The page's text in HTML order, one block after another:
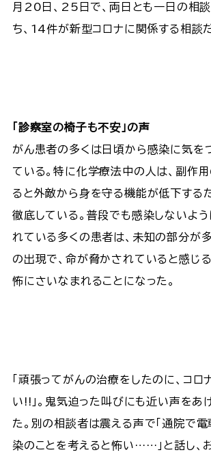
月20日、25日で、両日とも一日の相
ち、14件が新型コロナに関係する相談だ
「診察室の椅子も不安」の声
がん患者の多くは日頃から感染に気を
ている。特に化学療法中の人は、副作
ると外敵から身を守る機能が低下する
徹底している。普段でも感染しないよ
れている多くの患者は、未知の部分が
の出現で、命が脅かされていると感じ
怖にさいなまれることになった。
「頑張ってがんの治療をしたのに、コロ
い!!」。鬼気迫った叫びにも近い声をあ
た。別の相談者は震える声で「通院で電
染のことを考えると怖い……」と話し、